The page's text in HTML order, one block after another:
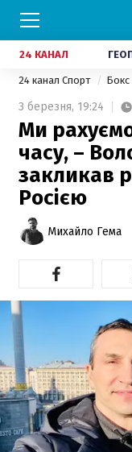
24 КАНАЛ
24 канал Спорт Бокс
3 березня, 19:24
Ми
часу, –
закликав
Росією
Михайло Гема